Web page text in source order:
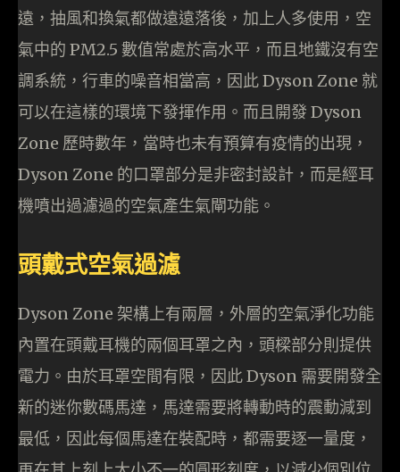
遠，抽風和換氣都做遠遠落後，加上人多使用，空
氣中的 PM2.5 數值常處於高水平，而且地鐵沒有空
調系統，行車的噪音相當高，因此 Dyson Zone 就
可以在這樣的環境下發揮作用。而且開發 Dyson
Zone 歷時數年，當時也未有預算有疫情的出現，
Dyson Zone 的口罩部分是非密封設計，而是經耳
機噴出過濾過的空氣產生氣閘功能。
頭戴式空氣過濾
Dyson Zone 架構上有兩層，外層的空氣淨化功能
內置在頭戴耳機的兩個耳罩之內，頭樑部分則提供
電力。由於耳罩空間有限，因此 Dyson 需要開發全
新的迷你數碼馬達，馬達需要將轉動時的震動減到
最低，因此每個馬達在裝配時，都需要逐一量度，